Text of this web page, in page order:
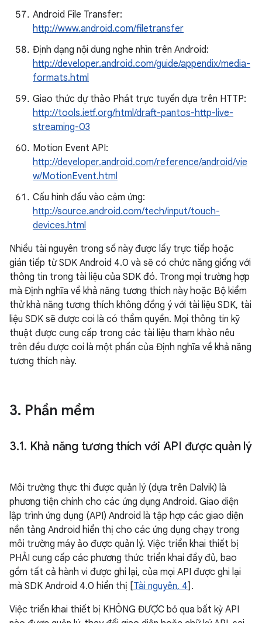
Android File Transfer:
http://www.android.com/filetransfer
Định dạng nội dung nghe nhìn trên Android:
http://developer.android.com/guide/appendix/media-
formats.html
Giao thức dự thảo Phát trực tuyến dựa trên HTTP:
http://tools.ietf.org/html/draft-pantos-http-live-
streaming-03
Motion Event API:
http://developer.android.com/reference/android/vie
w/MotionEvent.html
Cấu hình đầu vào cảm ứng:
http://source.android.com/tech/input/touch-
devices.html
Nhiều tài nguyên trong số này được lấy trực tiếp hoặc
gián tiếp từ SDK Android 4.0 và sẽ có chức năng giống với
thông tin trong tài liệu của SDK đó. Trong mọi trường hợp
mà Định nghĩa về khả năng tương thích này hoặc Bộ kiểm
thử khả năng tương thích không đồng ý với tài liệu SDK, tài
liệu SDK sẽ được coi là có thẩm quyền. Mọi thông tin kỹ
thuật được cung cấp trong các tài liệu tham khảo nêu
trên đều được coi là một phần của Định nghĩa về khả năng
tương thích này.
3. Phần mềm
3.1. Khả năng tương thích với API được quản lý
Môi trường thực thi được quản lý (dựa trên Dalvik) là
phương tiện chính cho các ứng dụng Android. Giao diện
lập trình ứng dụng (API) Android là tập hợp các giao diện
nền tảng Android hiển thị cho các ứng dụng chạy trong
môi trường máy ảo được quản lý. Việc triển khai thiết bị
PHẢI cung cấp các phương thức triển khai đầy đủ, bao
gồm tất cả hành vi được ghi lại, của mọi API được ghi lại
mà SDK Android 4.0 hiển thị [Tài nguyên, 4].
Việc triển khai thiết bị KHÔNG ĐƯỢC bỏ qua bất kỳ API